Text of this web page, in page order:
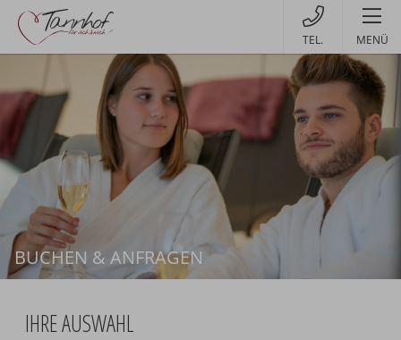
MENÜ
BUCHEN & ANFRAGEN Buchen
IHRE AUSWAHL